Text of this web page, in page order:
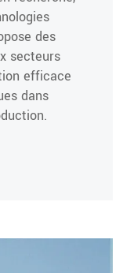
des
secteurs
efficace
dans